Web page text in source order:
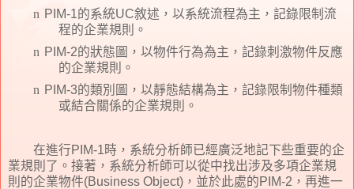
n PIM-1的系統UC敘述，以系統流程為主，記錄限制流
程的企業規則。
n PIM-2的狀態圖，以物件行為為主，記錄刺激物件反應
的企業規則。
n PIM-3的類別圖，以靜態結構為主，記錄限制物件種類
或結合關係的企業規則。
在進行PIM-1時，系統分析師已經廣泛地記下些重要的企
業規則了。接著，系統分析師可以從中找出涉及多項企業規
則的企業物件(Business Object) ，並於此處的PIM-2 ，再進一